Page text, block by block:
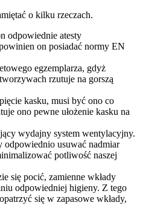
o kilku rzeczach.
odpowiednie atesty
on posiadać normy EN
egzemplarza, gdyż
rzutuje na gorszą
kasku, musi być ono co
ono pewne ułożenie kasku na
wydajny system wentylacyjny.
usuwać nadmiar
potliwość naszej
się pocić, zamienne wkłady
odpowiedniej higieny. Z tego
się w zapasowe wkłady,